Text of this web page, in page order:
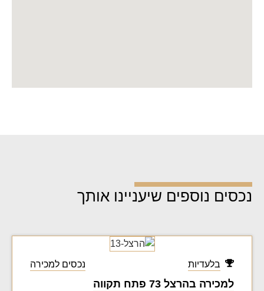
נכסים נוספים שיעניינו אותך
בלעדיות נכסים למכירה
למכירה בהרצל 73 פתח תקווה